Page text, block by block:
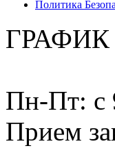
Политика
Пн-Пт: c
Прием